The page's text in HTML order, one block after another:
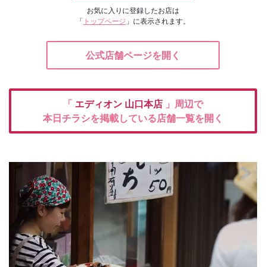
お気に入りに登録したお店は
「 トップページ 」に表示されます。
公式店舗ページを開く
「 エディオン 山口本店 」周辺で
本日チラシを掲載している店舗一覧を開く